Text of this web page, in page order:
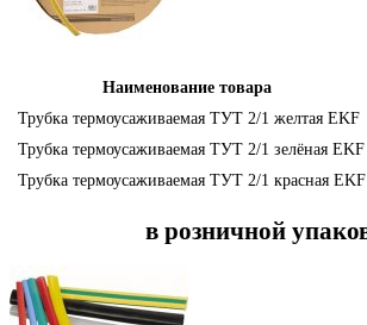
Наименование товара
Трубка термоусаживаемая ТУТ 2/1 желтая EKF
Трубка термоусаживаемая ТУТ 2/1 зелёная EKF
Трубка термоусаживаемая ТУТ 2/1 красная EKF
в розничной